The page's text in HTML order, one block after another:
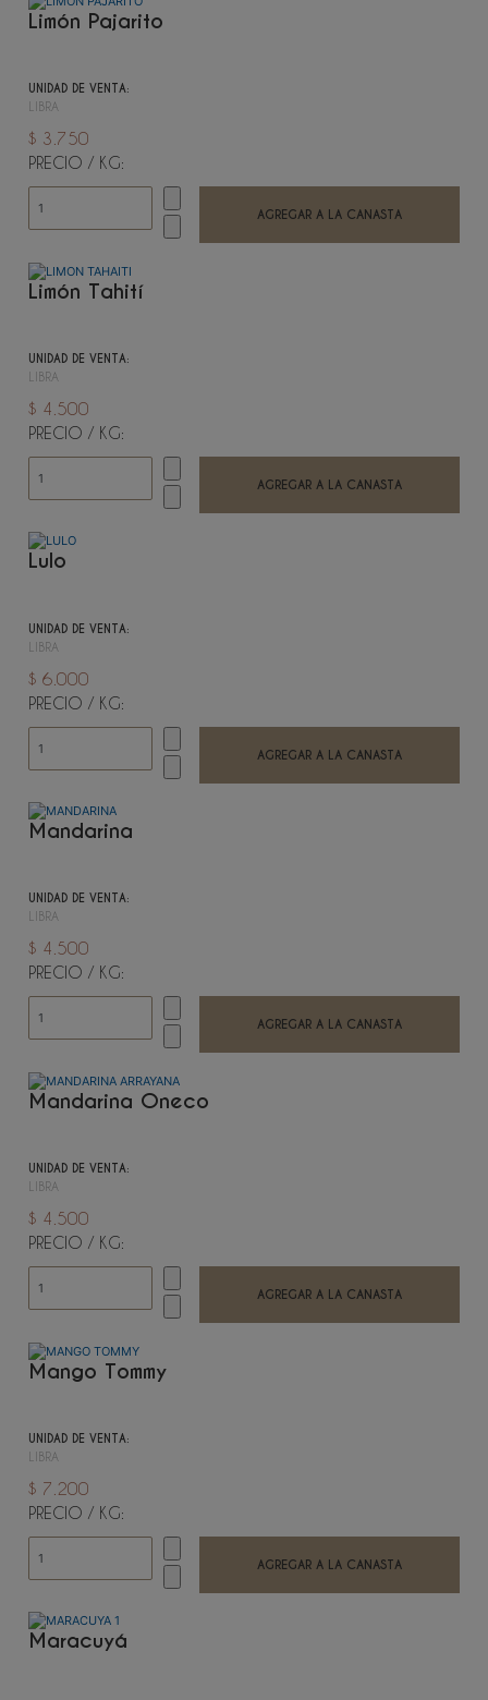
Limón Pajarito
UNIDAD DE VENTA:
LIBRA
$ 3.750
PRECIO / KG:
Limón Tahití
UNIDAD DE VENTA:
LIBRA
$ 4.500
PRECIO / KG:
Lulo
UNIDAD DE VENTA:
LIBRA
$ 6.000
PRECIO / KG:
Mandarina
UNIDAD DE VENTA:
LIBRA
$ 4.500
PRECIO / KG:
Mandarina Oneco
UNIDAD DE VENTA:
LIBRA
$ 4.500
PRECIO / KG:
Mango Tommy
UNIDAD DE VENTA:
LIBRA
$ 7.200
PRECIO / KG:
Maracuyá